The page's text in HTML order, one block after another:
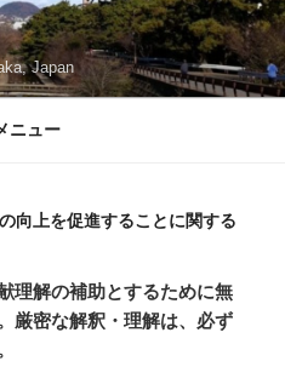
Japan
ニュー
向上を促進することに関する
理解の補助とするために無
厳密な解釈・理解は、必ず